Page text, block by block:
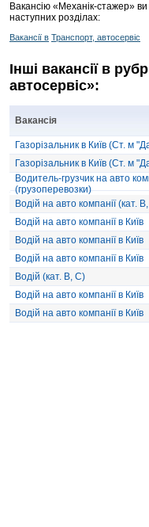
Вакансію «Механік-стажер»
наступних розділах:
Вакансії в Транспорт, автосервіс
Інші вакансії в
автосервіс»:
Вакансія
Газорізальник в Київ (Ст. м
Газорізальник в Київ (Ст. м
Водитель-грузчик на авто
(грузоперевозки)
Водій на авто компанії (кат.
Водій на авто компанії в Київ
Водій на авто компанії в Київ
Водій на авто компанії в Київ
Водій (кат. B, С)
Водій на авто компанії в Київ
Водій на авто компанії в Київ